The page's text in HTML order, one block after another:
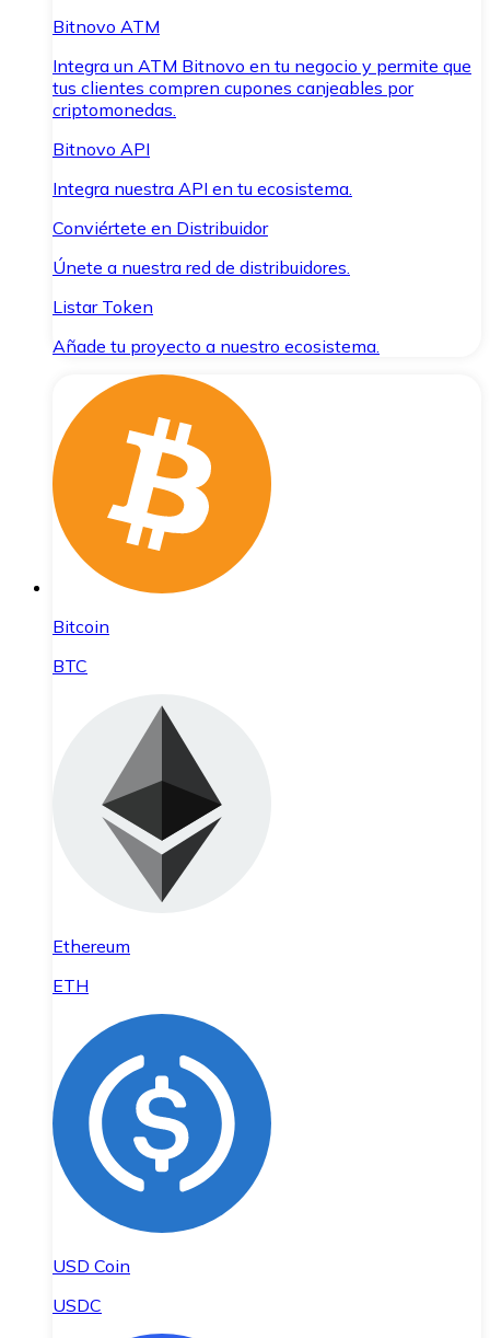
Bitnovo ATM
Integra un ATM Bitnovo en tu negocio y permite que
tus clientes compren cupones canjeables por
criptomonedas.
Bitnovo API
Integra nuestra API en tu ecosistema.
Conviértete en Distribuidor
Únete a nuestra red de distribuidores.
Listar Token
Añade tu proyecto a nuestro ecosistema.
Bitcoin
BTC
Ethereum
ETH
USD Coin
USDC